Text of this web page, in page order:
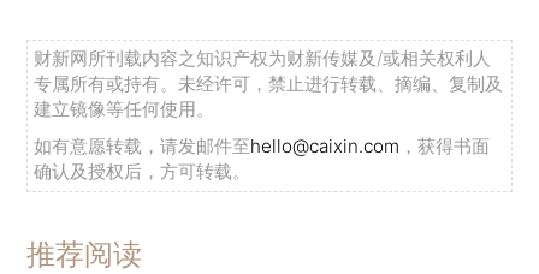
财新网所刊载内容之知识产权为财新传媒及/或相关权利人
专属所有或持有。未经许可，禁止进行转载、摘编、复制及
建立镜像等任何使用。
如有意愿转载，请发邮件至hello@caixin.com ，获得书面
确认及授权后，方可转载。
推荐阅读